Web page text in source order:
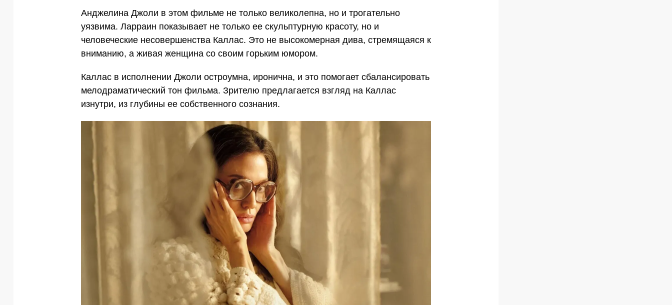
Анджелина Джоли в этом фильме не только великолепна, но и трогательно
уязвима. Ларраин показывает не только ее скульптурную красоту, но и
человеческие несовершенства Каллас. Это не высокомерная дива, стремящаяся к
вниманию, а живая женщина со своим горьким юмором.
Каллас в исполнении Джоли остроумна, иронична, и это помогает сбалансировать
мелодраматический тон фильма. Зрителю предлагается взгляд на Каллас
изнутри, из глубины ее собственного сознания.